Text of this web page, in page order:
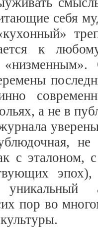
себя
к
а не в
уверены,
с эталоном,
эпох),
уникальный
пор во